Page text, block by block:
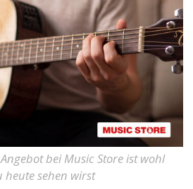
bei Music Store ist wohl
heute sehen wirst